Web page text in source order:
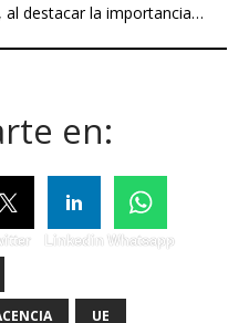
al destacar la importancia…
en:
Linkedin Whatsapp
UE